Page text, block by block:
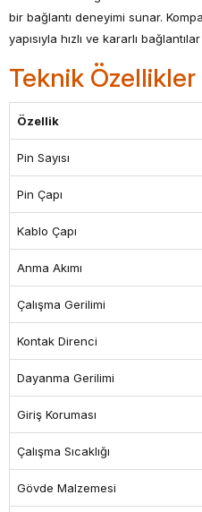
bir bağlantı deneyimi sunar.
yapısıyla hızlı ve kararlı
Teknik Özellikler
Özellik
Pin Sayısı
Pin Çapı
Kablo Çapı
Anma Akımı
Çalışma Gerilimi
Kontak Direnci
Dayanma Gerilimi
Giriş Koruması
Çalışma Sıcaklığı
Gövde Malzemesi